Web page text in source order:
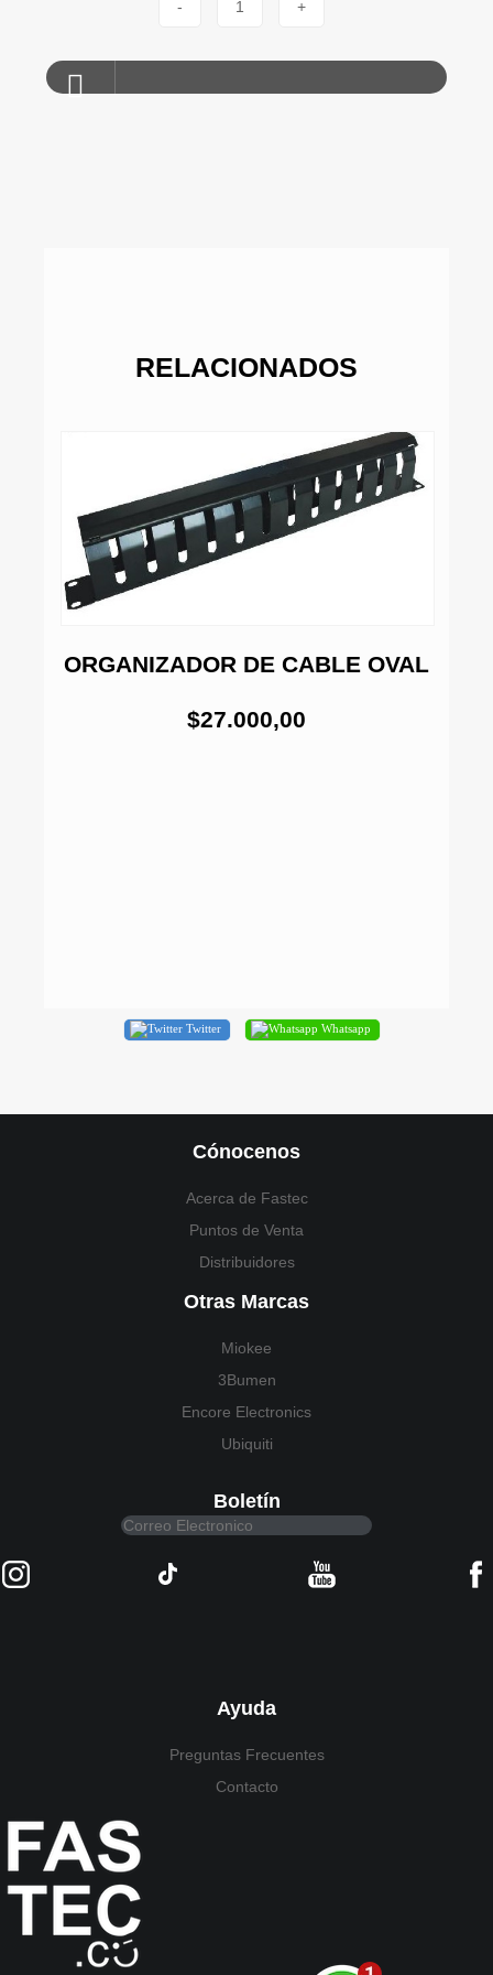
- 1 +
RELACIONADOS
ORGANIZADOR DE CABLE OVAL
$27.000,00
Twitter Whatsapp
Cónocenos
Acerca de Fastec
Puntos de Venta
Distribuidores
Otras Marcas
Miokee
3Bumen
Encore Electronics
Ubiquiti
Boletín
Ayuda
Preguntas Frecuentes
Contacto